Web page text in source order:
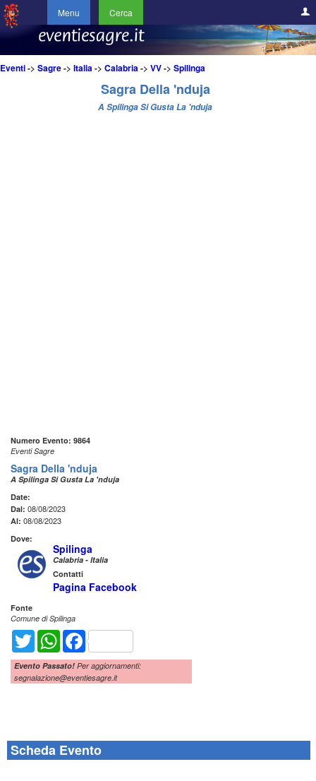
Menu Cerca
Eventi-> Sagre-> Italia-> Calabria-> VV-> Spilinga
Sagra Della 'nduja
A Spilinga Si Gusta La 'nduja
Numero Evento: 9864
Eventi Sagre
Sagra Della 'nduja
A Spilinga Si Gusta La 'nduja
Date:
Dal: 08/08/2023
Al: 08/08/2023
Dove:
Spilinga
Calabria - Italia
Contatti
Pagina Facebook
Fonte
Comune di Spilinga
Twitter WhatsAppFacebook
Evento Passato! Per aggiornamenti:
segnalazione@eventiesagre.it
Scheda Evento